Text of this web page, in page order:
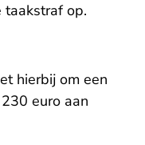
taakstraf op.
hierbij om een
euro aan